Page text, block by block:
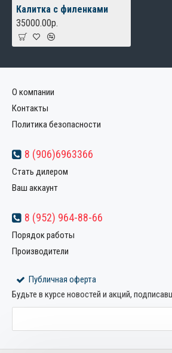
Калитка с филенками
35000.00р.
О компании
Контакты
Политика безопасности
8 (906)6963366
Стать дилером
Ваш аккаунт
8 (952) 964-88-66
Порядок работы
Производители
Публичная оферта
Будьте в курсе новостей и акций,